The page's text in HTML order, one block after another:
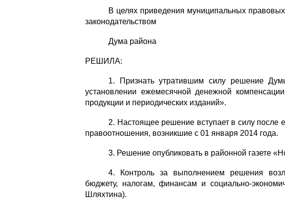
В целях приведения муниципальных
законодательством
Дума района
РЕШИЛА:
1. Признать утратившим силу решение
установлении ежемесячной денежной
продукции и периодических изданий».
2. Настоящее решение вступает в силу после
правоотношения, возникшие с 01 января 2014 года.
3. Решение опубликовать в районной газете
4. Контроль за выполнением решения
бюджету, налогам, финансам и социально-
Шляхтина).